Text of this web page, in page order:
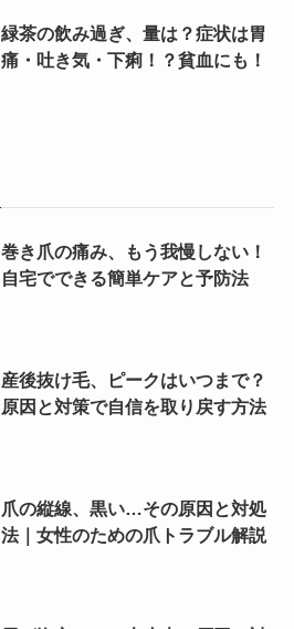
緑茶の飲み過ぎ、量は？症状は胃
痛・吐き気・下痢！？貧血にも！
巻き爪の痛み、もう我慢しない！
自宅でできる簡単ケアと予防法
産後抜け毛、ピークはいつまで？
原因と対策で自信を取り戻す方法
爪の縦線、黒い…その原因と対処
法｜女性のための爪トラブル解説